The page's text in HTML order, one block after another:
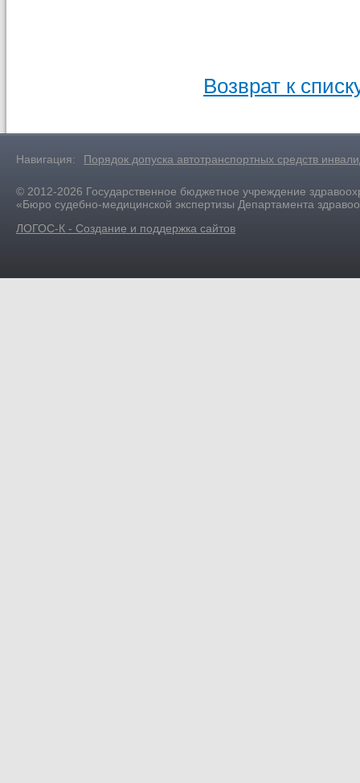
Возврат к
Навигация: Порядок допуска автотранспортных средств
© 2012-2026 Государственное бюджетное учреждение
«Бюро судебно-медицинской экспертизы Департамента
ЛОГОС-К - Создание и поддержка сайтов